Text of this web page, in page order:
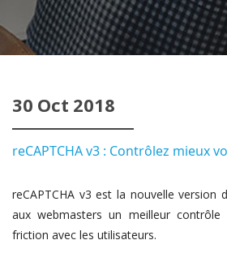
30 Oct 2018
reCAPTCHA v3 : Contrôlez mieux
reCAPTCHA v3 est la nouvelle version
aux webmasters un meilleur
friction avec les utilisateurs.